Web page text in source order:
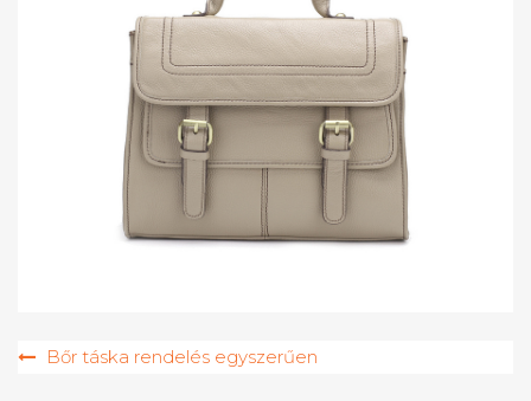
Bejegyzés
Bőr táska rendelés egyszerűen